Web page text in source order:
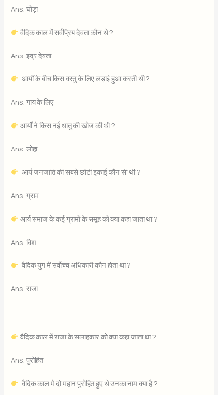
Ans. घोड़ा
वैदिक काल में सर्वप्रिय देवता कौन थे ?
Ans. इंद्र देवता
आर्यों के बीच किस वस्तु के लिए लड़ाई हुआ करती थी ?
Ans. गाय के लिए
आर्यों ने किस नई धातु की खोज की थी ?
Ans. लोहा
आर्य जनजाति की सबसे छोटी इकाई कौन सी थी ?
Ans. ग्राम
आर्य समाज के कई ग्रामों के समूह को क्या कहा जाता था ?
Ans. विश
वैदिक युग में सर्वोच्च अधिकारी कौन होता था ?
Ans. राजा
वैदिक काल में राजा के सलाहकार को क्या कहा जाता था ?
Ans. पुरोहित
वैदिक काल में दो महान पुरोहित हुए थे उनका नाम क्या है ?